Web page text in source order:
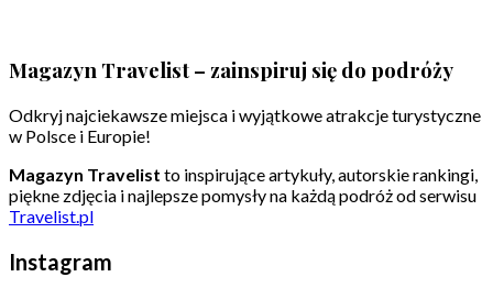
Magazyn Travelist – zainspiruj się do podróży
Odkryj najciekawsze miejsca i wyjątkowe atrakcje turystyczne
w Polsce i Europie!
Magazyn Travelist to inspirujące artykuły, autorskie rankingi,
piękne zdjęcia i najlepsze pomysły na każdą podróż od serwisu
Travelist.pl
Instagram